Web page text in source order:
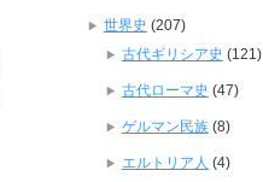
世界史 (207)
古代ギリシア史 (121)
古代ローマ史 (47)
ゲルマン民族(8)
エルトリア人 (4)